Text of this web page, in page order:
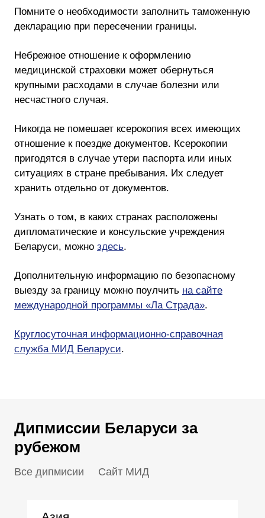
Помните о необходимости заполнить таможенную
декларацию при пересечении границы.
Небрежное отношение к оформлению
медицинской страховки может обернуться
крупными расходами в случае болезни или
несчастного случая.
Никогда не помешает ксерокопия всех имеющих
отношение к поездке документов. Ксерокопии
пригодятся в случае утери паспорта или иных
ситуациях в стране пребывания. Их следует
хранить отдельно от документов.
Узнать о том, в каких странах расположены
дипломатические и консульские учреждения
Беларуси, можно здесь.
Дополнительную информацию по безопасному
выезду за границу можно поулчить на сайте
международной программы «Ла Страда».
Круглосуточная информационно-справочная
служба МИД Беларуси.
Дипмиссии Беларуси за
рубежом
Все дипмисии Сайт МИД